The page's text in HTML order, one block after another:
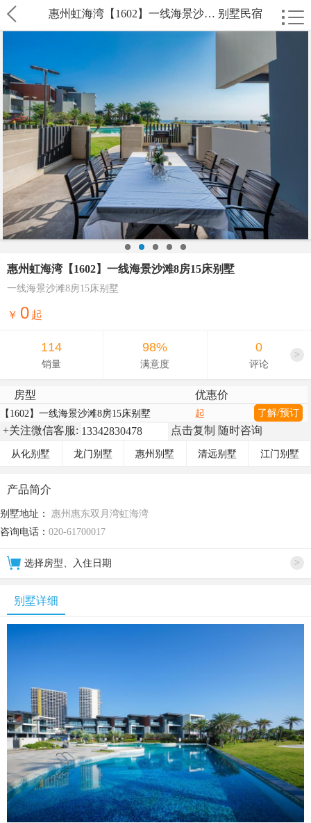
惠州虹海湾【1602】一线海景沙… 别墅民宿
惠州虹海湾【1602】一线海景沙滩8房15床别墅
一线海景沙滩8房15床别墅
￥ 0 起
114
销量
98%
满意度
0
评论
>
房型 优惠价
【1602】一线海景沙滩8房15床别墅 起 了解/预订
+关注微信客服: 点击复制 随时咨询
从化别墅 龙门别墅 惠州别墅 清远别墅 江门别墅
产品简介
别墅地址：
惠州惠东双月湾虹海湾
咨询电话： 020-61700017
选择房型、入住日期 >
别墅详细